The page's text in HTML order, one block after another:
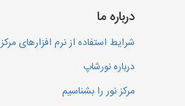
درباره ما
شرایط استفاده از نرم افزارهای مرکز
درباره نورشاپ
مرکز نور را بشناسیم